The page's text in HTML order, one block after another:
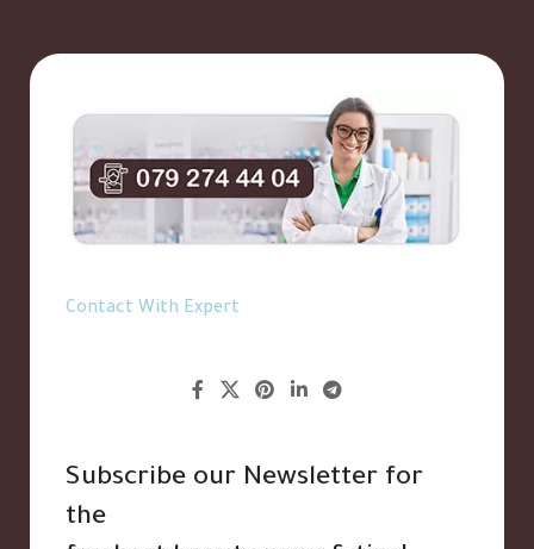
Contact With Expert
Subscribe our Newsletter for
the